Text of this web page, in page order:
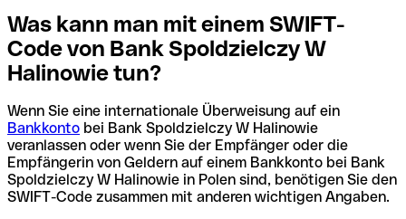
Was kann man mit einem SWIFT-
Code von Bank Spoldzielczy W
Halinowie tun?
Wenn Sie eine internationale Überweisung auf ein
Bankkonto bei Bank Spoldzielczy W Halinowie
veranlassen oder wenn Sie der Empfänger oder die
Empfängerin von Geldern auf einem Bankkonto bei Bank
Spoldzielczy W Halinowie in Polen sind, benötigen Sie den
SWIFT-Code zusammen mit anderen wichtigen Angaben.